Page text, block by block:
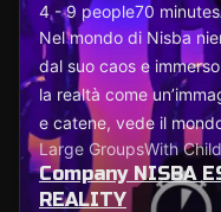
4 - 9 people70 minutes
Nel mondo di Nisba
dal suo caos e
la realtà come
e catene, vede il
Large GroupsWith
Company NISBA
REALITY